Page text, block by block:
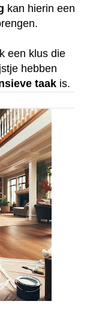
kan hierin een
een klus die
hebben
taak is.